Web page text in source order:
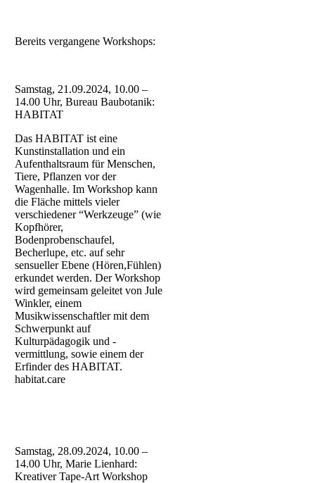
Bereits vergangene Workshops:
Samstag, 21.09.2024, 10.00 –
14.00 Uhr, Bureau Baubotanik:
HABITAT
Das HABITAT ist eine
Kunstinstallation und ein
Aufenthaltsraum für Menschen,
Tiere, Pflanzen vor der
Wagenhalle. Im Workshop kann
die Fläche mittels vieler
verschiedener “Werkzeuge” (wie
Kopfhörer,
Bodenprobenschaufel,
Becherlupe, etc. auf sehr
sensueller Ebene (Hören,Fühlen)
erkundet werden. Der Workshop
wird gemeinsam geleitet von Jule
Winkler, einem
Musikwissenschaftler mit dem
Schwerpunkt auf
Kulturpädagogik und -
vermittlung, sowie einem der
Erfinder des HABITAT.
habitat.care
Samstag, 28.09.2024, 10.00 –
14.00 Uhr, Marie Lienhard:
Kreativer Tape-Art Workshop